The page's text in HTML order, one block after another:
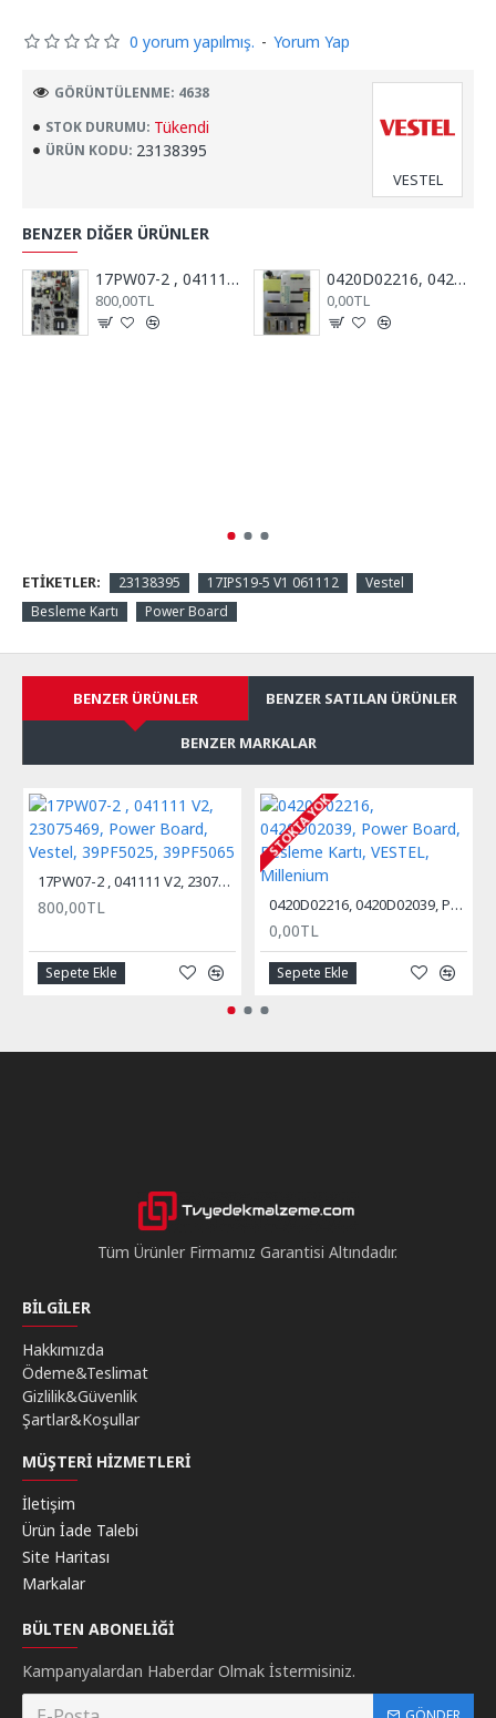
STOK DURUMU: Tükendi
ÜRÜN KODU: 23138395
VESTEL
GÖRÜNTÜLENME: 4638
0 yorum yapılmış. - Yorum Yap
BENZER DIĞER ÜRÜNLER
17PW07-2 , 041111 V2, 23075469, Power Board, Vestel, 39PF5025, 39PF5065
800,00TL
0420D02216, 0420D02039, Power Board, Besleme Kartı, VESTEL, Millenium
0,00TL
ETIKETLER: 23138395 17IPS19-5 V1 061112
Vestel
Besleme Kartı
Power Board
BENZER ÜRÜNLER BENZER SATILAN ÜRÜNLER
BENZER MARKALAR
17PW07-2 , 041111 V2, 23075469, Power Board, Vestel, 39PF5025, 39PF5065
800,00TL
Sepete Ekle
STOKTA YOK
0420D02216, 0420D02039, Power Board, Besleme Kartı, VESTEL, Millenium
0,00TL
Sepete Ekle
Tüm Ürünler Firmamız Garantisi Altındadır.
BILGILER
Hakkımızda
Ödeme&Teslimat
Gizlilik&Güvenlik
Şartlar&Koşullar
MÜŞTERI HIZMETLERI
İletişim
Ürün İade Talebi
Site Haritası
Markalar
BÜLTEN ABONELIĞI
Kampanyalardan Haberdar Olmak İstermisiniz.